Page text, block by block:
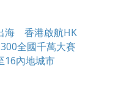
海 香港啟航HK
全國千萬大賽
16內地城市